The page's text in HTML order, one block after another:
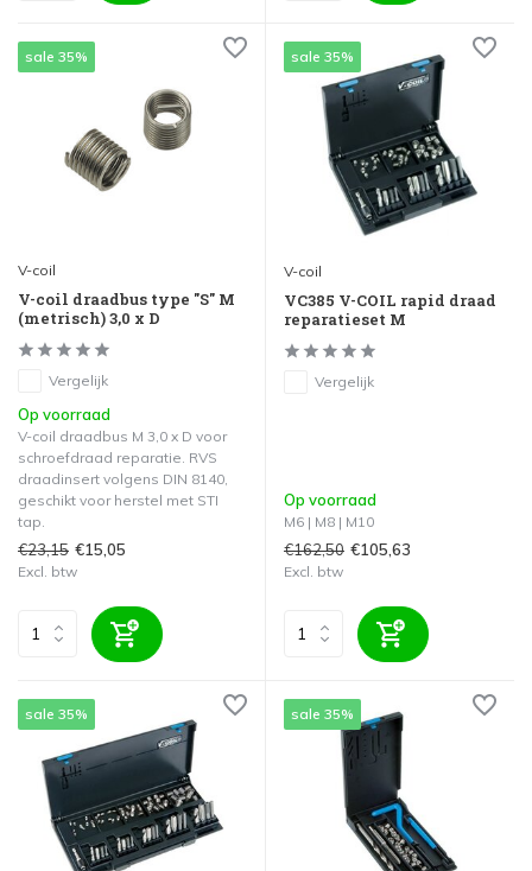
sale 35%
V-coil
V-coil draadbus type "S" M
(metrisch) 3,0 x D
Vergelijk
Op voorraad
V-coil draadbus M 3,0 x D voor
schroefdraad reparatie. RVS
draadinsert volgens DIN 8140,
geschikt voor herstel met STI
tap.
€23,15 €15,05
Excl. btw
sale 35%
V-coil
VC385 V-COIL rapid draad
reparatieset M
Vergelijk
Op voorraad
M6 | M8 | M10
€162,50 €105,63
Excl. btw
sale 35% sale 35%